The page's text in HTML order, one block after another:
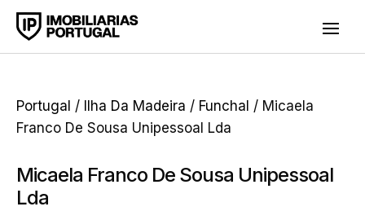
Portugal / Ilha Da Madeira / Funchal / Micaela
Franco De Sousa Unipessoal Lda
Micaela Franco De Sousa Unipessoal
Lda